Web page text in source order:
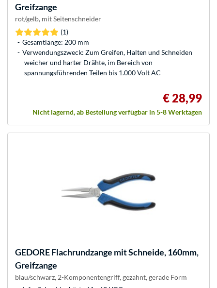
Greifzange
rot/gelb, mit Seitenschneider
(1)
Gesamtlänge: 200 mm
Verwendungszweck: Zum Greifen, Halten und Schneiden
weicher und harter Drähte, im Bereich von
spannungsführenden Teilen bis 1.000 Volt AC
€ 28,99
Nicht lagernd, ab Bestellung verfügbar in 5-8 Werktagen
GEDOREFlachrundzange mit Schneide, 160mm,
Greifzange
blau/schwarz, 2-Komponentengriff, gezahnt, gerade Form